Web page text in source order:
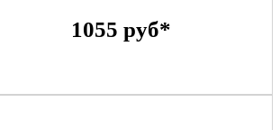
1055 руб*